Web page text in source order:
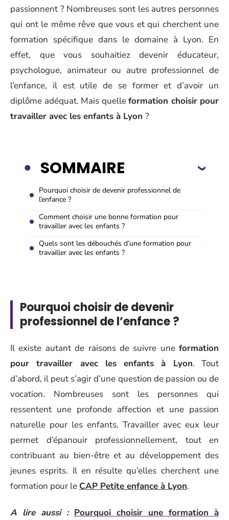
passionnent ? Nombreuses sont les autres personnes
qui ont le même rêve que vous et qui cherchent une
formation spécifique dans le domaine à Lyon. En
effet, que vous souhaitiez devenir éducateur,
psychologue, animateur ou autre professionnel de
l’enfance, il est utile de se former et d’avoir un
diplôme adéquat. Mais quelleformation choisir pour
travailler avec les enfants à Lyon ?
SOMMAIRE
Pourquoi choisir de devenir professionnel de
l’enfance ?
Comment choisir une bonne formation pour
travailler avec les enfants ?
Quels sont les débouchés d’une formation pour
travailler avec les enfants ?
Pourquoi choisir de devenir
professionnel de l’enfance ?
Il existe autant de raisons de suivre une formation
pour travailler avec les enfants à Lyon. Tout
d’abord, il peut s’agir d’une question de passion ou de
vocation. Nombreuses sont les personnes qui
ressentent une profonde affection et une passion
naturelle pour les enfants. Travailler avec eux leur
permet d’épanouir professionnellement, tout en
contribuant au bien-être et au développement des
jeunes esprits. Il en résulte qu’elles cherchent une
formation pour le CAP Petite enfance à Lyon.
A lire aussi : Pourquoi choisir une formation à